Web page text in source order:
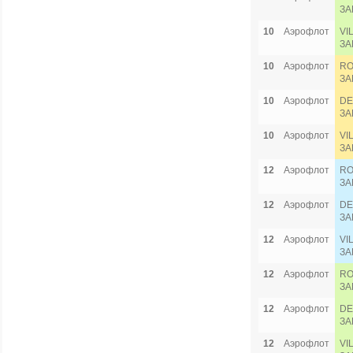
10
Аэрофлот
10
Аэрофлот
10
Аэрофлот
10
Аэрофлот
12
Аэрофлот
12
Аэрофлот
12
Аэрофлот
12
Аэрофлот
12
Аэрофлот
12
Аэрофлот